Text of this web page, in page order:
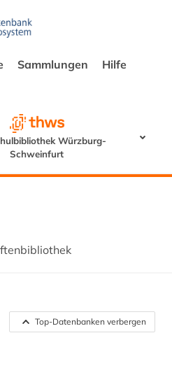
Sammlungen Hilfe
Würzburg-
Schweinfurt
Top-Datenbanken verbergen